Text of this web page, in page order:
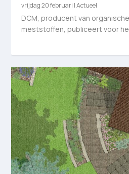
vrijdag 20 februari |Actueel
DCM, producent van
meststoffen, publiceert voor